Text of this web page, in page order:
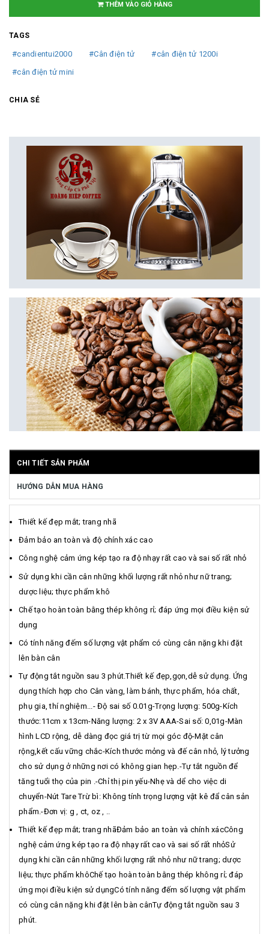
THÊM VÀO GIỎ HÀNG
TAGS
#candientui2000 #Cân điện tử
#cân điện tử 1200i
#cân điện tử mini
CHIA SẺ
CHI TIẾT SẢN PHẨM
HƯỚNG DẪN MUA HÀNG
Thiết kế đẹp mắt; trang nhã
Đảm bảo an toàn và độ chính xác cao
Công nghệ cảm ứng kép tạo ra độ nhạy rất cao và sai số rất nhỏ
Sử dụng khi cần cân những khối lượng rất nhỏ như nữ trang;
dược liệu; thực phẩm khô
Chế tạo hoàn toàn bằng thép không rỉ; đáp ứng mọi điều kiện sử
dụng
Có tính năng đếm số lượng vật phẩm có cùng cân nặng khi đặt
lên bàn cân
Tự động tắt nguồn sau 3 phút.Thiết kế đẹp,gọn,dễ sử dụng. Ứng
dụng thích hợp cho Cân vàng, làm bánh, thực phẩm, hóa chất,
phụ gia, thí nghiệm...- Độ sai số 0.01g-Trọng lượng: 500g-Kích
thước:11cm x 13cm-Năng lượng: 2 x 3V AAA-Sai số: 0,01g-Màn
hình LCD rộng, dễ dàng đọc giá trị từ mọi góc độ-Mặt cân
rộng,kết cấu vững chắc-Kích thước mỏng và đế cân nhỏ, lý tưởng
cho sử dụng ở những nơi có không gian hẹp.-Tự tắt nguồn để
tăng tuổi thọ của pin .-Chỉ thị pin yếu-Nhẹ và dể cho việc di
chuyển-Nút Tare Trừ bì: Không tính trọng lượng vật kê đẩ cân sản
phẩm.-Đơn vị: g , ct, oz , ..
Thiết kế đẹp mắt; trang nhãĐảm bảo an toàn và chính xácCông
nghệ cảm ứng kép tạo ra độ nhạy rất cao và sai số rất nhỏSử
dụng khi cần cân những khối lượng rất nhỏ như nữ trang; dược
liệu; thực phẩm khôChế tạo hoàn toàn bằng thép không rỉ; đáp
ứng mọi điều kiện sử dụngCó tính năng đếm số lượng vật phẩm
có cùng cân nặng khi đặt lên bàn cânTự động tắt nguồn sau 3
phút.